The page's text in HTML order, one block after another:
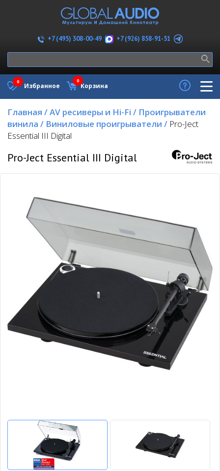
+7 (495) 308-00-49 +7 (926) 858-91-51
Избранное
0
Корзина
0
Главная /AV ресиверы и Hi-Fi / Проигрыватели
винила / Виниловые проигрыватели / Pro-Ject
Essential III Digital
Pro-Ject Essential III Digital